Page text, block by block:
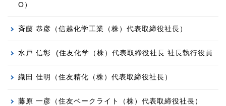
O）
斉藤 恭彦（信越化学工業（株）代表取締役社長）
水戸 信彰 (住友化学（株）代表取締役社長 社長執行役員
織田 佳明（住友精化（株）代表取締役社長）
藤原 一彦（住友ベークライト（株）代表取締役社長）